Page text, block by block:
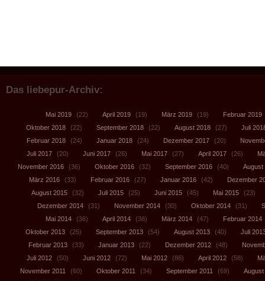
Das liebepur-Archiv:
Mai 2019 (22) April 2019 (19) März 2019 (19) Februar 2019
Oktober 2018
(22) September 2018 (22) August 2018 (27)
Juli
Februar 2018
(24) Januar 2018 (24) Dezember 2017 (20)
Juli 2017
(20) Juni 2017 (26) Mai 2017 (27) April 2017 (26)
November 2016
(36) Oktober 2016 (32) September 2016 (40)
August
März 2016
(33) Februar 2016 (27) Januar 2016 (42)
Dezember
August 2015
(32) Juli 2015 (25) Juni 2015 (45) Mai 2015
(23)
Dezember 2014
(31) November 2014 (30) Oktober 2014 (31)
Mai 2014
(36) April 2014 (36) März 2014 (47) Februar 2014
Oktober 2013
(25) September 2013 (54) August 2013 (40)
Juli
Februar 2013
(33) Januar 2013 (22) Dezember 2012 (48)
Juli 2012
(50) Juni 2012 (72) Mai 2012 (86) April 2012 (58)
November 2011
(60) Oktober 2011 (34) September 2011 (69)
August